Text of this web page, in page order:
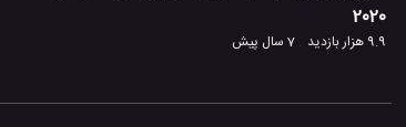
2020
9.9 هزار بازدید 7 سال پیش